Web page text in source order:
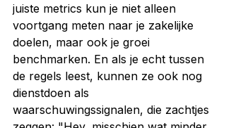
juiste metrics kun je niet alleen
voortgang meten naar je zakelijke
doelen, maar ook je groei
benchmarken. En als je echt tussen
de regels leest, kunnen ze ook nog
dienstdoen als
waarschuwingssignalen, die zachtjes